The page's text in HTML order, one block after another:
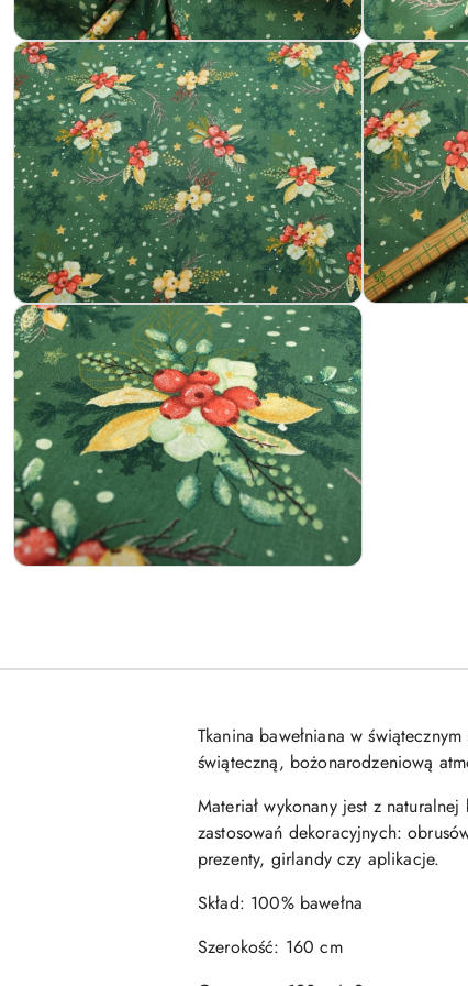
Tkanina bawełniana w
świąteczną, bożonarodzeniową
Materiał wykonany jest z
zastosowań dekoracyjnych:
prezenty, girlandy czy aplikacje.
Skład: 100% bawełna
Szerokość: 160 cm